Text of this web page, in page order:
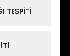
TESPITI